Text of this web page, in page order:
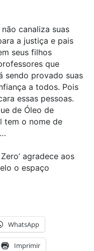
canaliza suas
a justiça e pais
seus filhos
que
sendo provado suas
a todos. Pois
essas pessoas.
de Óleo de
tem o nome de
agradece aos
o espaço
WhatsApp
Imprimir